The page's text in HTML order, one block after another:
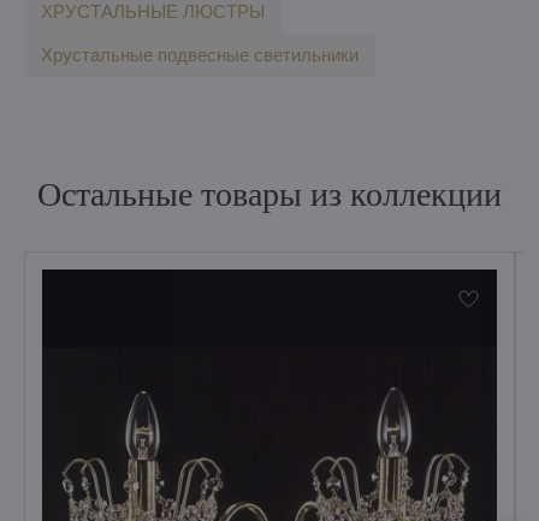
ХРУСТАЛЬНЫЕ ЛЮСТРЫ
Хрустальные подвесные светильники
Остальные товары из коллекции